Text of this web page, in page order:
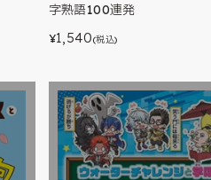
字熟語100連発
¥1,540(税込)